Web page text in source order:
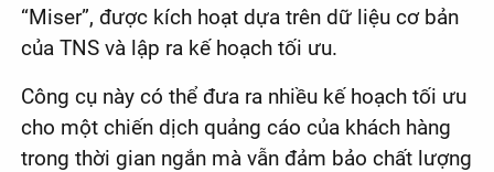
“Miser”, được kích hoạt dựa trên dữ liệu cơ bản
của TNS và lập ra kế hoạch tối ưu.
Công cụ này có thể đưa ra nhiều kế hoạch tối ưu
cho một chiến dịch quảng cáo của khách hàng
trong thời gian ngắn mà vẫn đảm bảo chất lượng